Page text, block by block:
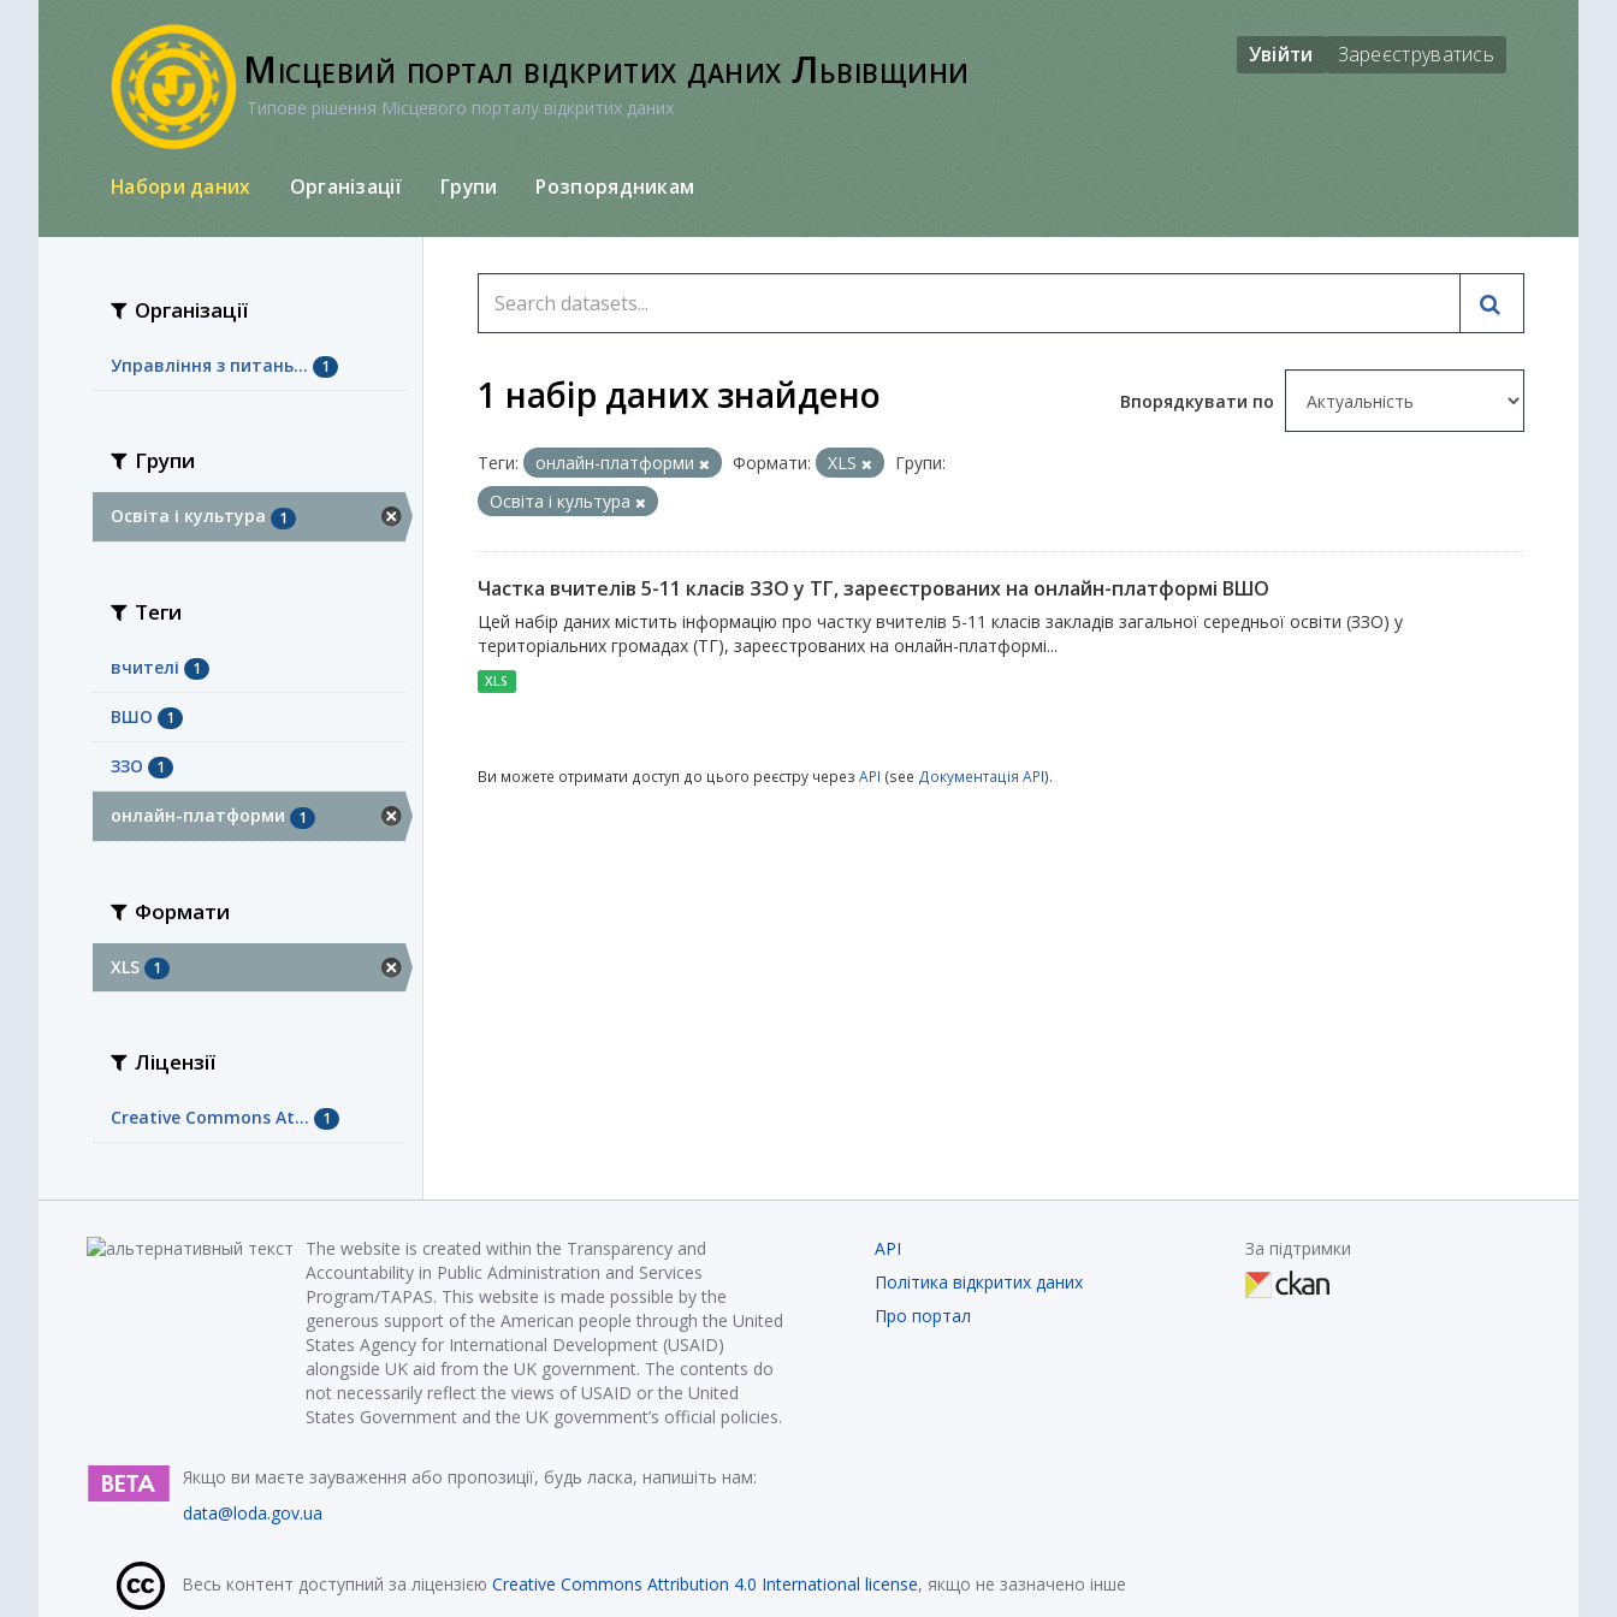
Місцевий портал відкритих даних Львівщини
Типове рішення Місцевого порталу відкритих даних
Увійти Зареєструватись
Набори даних Організації Групи Розпорядникам
Організації
Управління з питань... 1
Групи
Освіта і культура 1
Теги
вчителі 1
ВШО 1
ЗЗО 1
онлайн-платформи 1
Формати
XLS 1
Ліцензії
Creative Commons At... 1
Впорядкувати по
1 набір даних знайдено
Теги: онлайн-платформи Формати: XLS
Групи:
Освіта і культура
Частка вчителів 5-11 класів ЗЗО у ТГ, зареєстрованих на онлайн-платформі ВШО
Цей набір даних містить інформацію про частку вчителів 5-11 класів закладів загальної середньої освіти (ЗЗО) у
територіальних громадах (ТГ), зареєстрованих на онлайн-платформі...
XLS
Ви можете отримати доступ до цього реєстру через API (see Документація API).
The website is created within the Transparency and
Accountability in Public Administration and Services
Program/TAPAS. This website is made possible by the
generous support of the American people through the United
States Agency for International Development (USAID)
alongside UK aid from the UK government. The contents do
not necessarily reflect the views of USAID or the United
States Government and the UK government’s official policies.
Якщо ви маєте зауваження або пропозиції, будь ласка, напишіть нам:
data@loda.gov.ua
API
Політика відкритих даних
Про портал
За підтримки
Весь контент доступний за ліцензією Creative Commons Attribution 4.0 International license, якщо не зазначено інше